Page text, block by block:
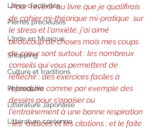
Livres d'activités
Pierres précieuses
L'Inde en Musique
Shopping
Culture et traditions
Philosophie
Littérature Japonaise
Littérature coréenne
Pour  revenir au livre que je qualifirais
de cahier mi-théorique mi-pratique  sur
le stress et l'anxiété, j'ai aimé
beaucoup de choses mais mes coups
de coeur sont surtout : les nombreux
conseils qui vous permettent de
réfléchir ; des exercices faciles à
reproduire comme par exemple des
dessins pour s'apaiser ou
l'entraînement à une bonne respiration
; les  astuces et les citations ; et le faite